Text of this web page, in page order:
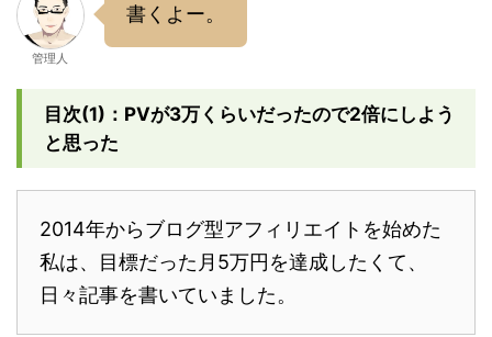
管理人
書くよー。
目次(1)：PVが3万くらいだったので2倍にしよう
と思った
2014年からブログ型アフィリエイトを始めた
私は、目標だった月5万円を達成したくて、
日々記事を書いていました。